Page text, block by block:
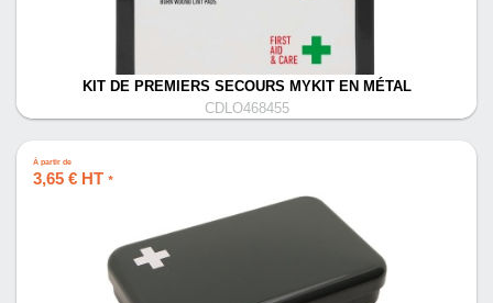
KIT DE PREMIERS SECOURS MYKIT EN MÉTAL
CDLO468455
À partir de
3,65 € HT *